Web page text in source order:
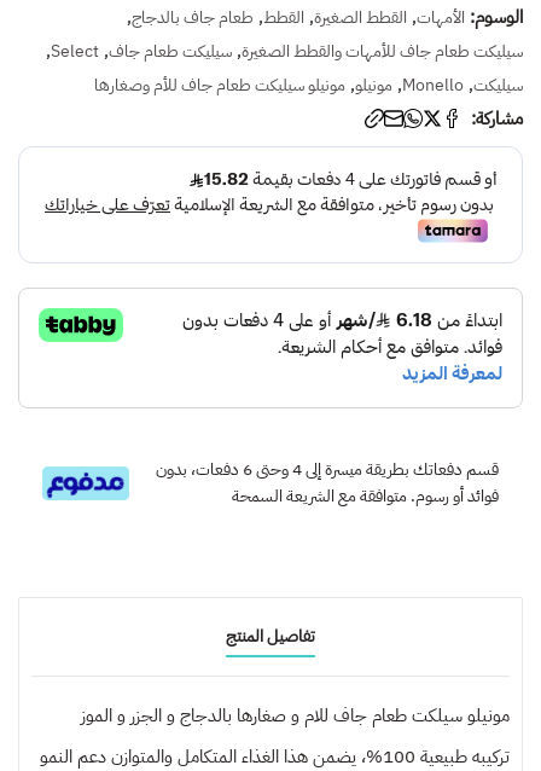
الوسوم: الأمهات, القطط الصغيرة, القطط, طعام جاف بالدجاج,
سيليكت طعام جاف للأمهات والقطط الصغيرة, سيليكت طعام جاف,
Select
,
سيليكت,
Monello
, مونيلو, مونيلو سيليكت طعام جاف للأم وصغارها
مشاركة:
قسم دفعاتك بطريقة ميسرة إلى 4 وحتى 6 دفعات، بدون
فوائد أو رسوم. متوافقة مع الشريعة السمحة
تفاصيل المنتج
مونيلو سيلكت طعام جاف للام و صغارها بالدجاج و الجزر و الموز
تركيبه طبيعية 100%، يضمن هذا الغذاء المتكامل والمتوازن دعم النمو